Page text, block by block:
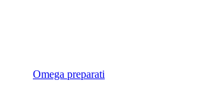
Omega preparati